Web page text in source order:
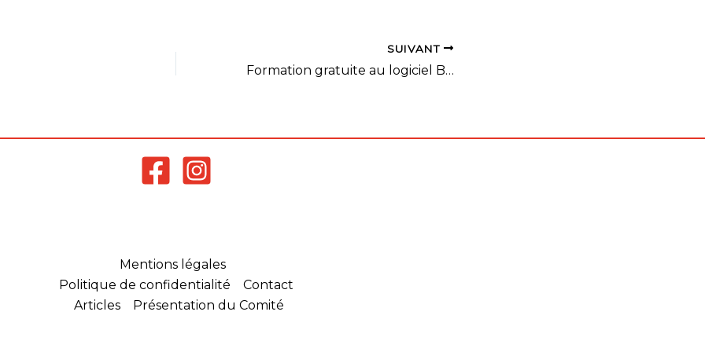
SUIVANT
Formation gratuite au logiciel Bad+
Mentions légales
Politique de confidentialité
Contact
Articles
Présentation du Comité